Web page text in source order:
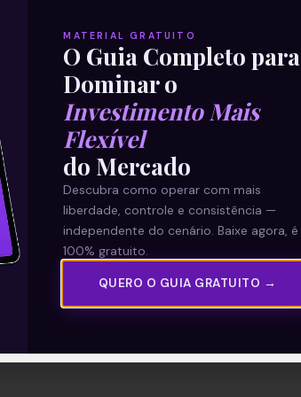
MATERIAL GRATUITO
O Guia Completo para
Dominar o
Investimento Mais
Flexível
do Mercado
Descubra como operar com mais
liberdade, controle e consistência —
independente do cenário. Baixe agora, é
100% gratuito.
QUERO O GUIA GRATUITO →